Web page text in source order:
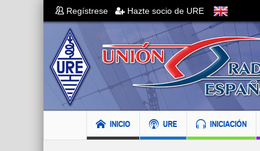
Regístrese Hazte socio de URE
INICIO URE INICIACIÓN